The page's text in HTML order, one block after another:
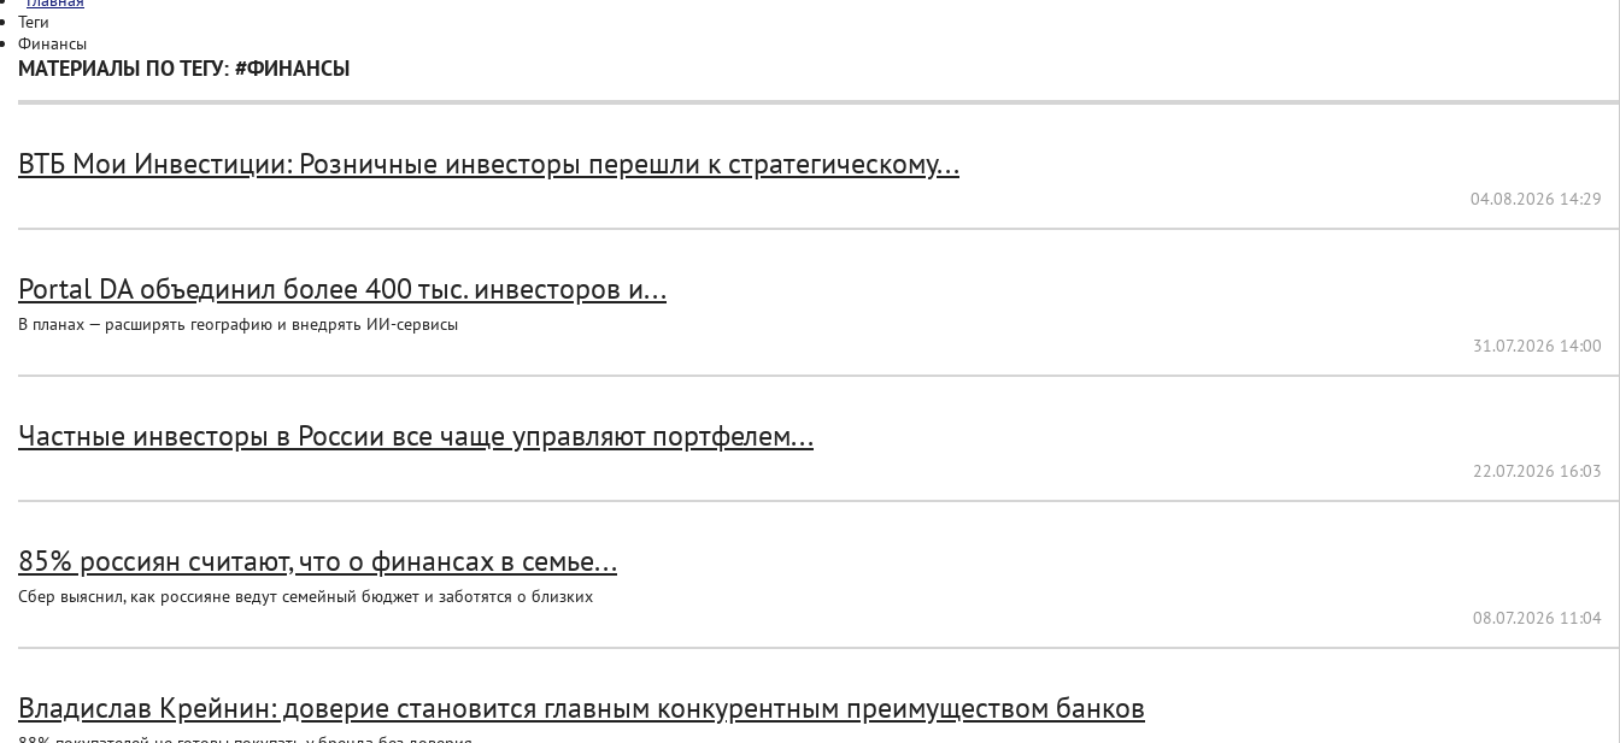
Теги
Финансы
МАТЕРИАЛЫ ПО ТЕГУ: #ФИНАНСЫ
ВТБ Мои Инвестиции: Розничные инвесторы перешли к стратегическому...
04.08.2026 14:29
Portal DA объединил более 400 тыс. инвесторов и...
В планах — расширять географию и внедрять ИИ-сервисы
31.07.2026 14:00
Частные инвесторы в России все чаще управляют портфелем...
22.07.2026 16:03
85% россиян считают, что о финансах в семье...
Сбер выяснил, как россияне ведут семейный бюджет и заботятся о близких
08.07.2026 11:04
Владислав Крейнин: доверие становится главным конкурентным преимуществом банков